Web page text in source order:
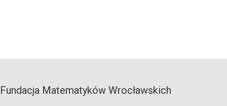
Fundacja Matematyków Wrocławskich